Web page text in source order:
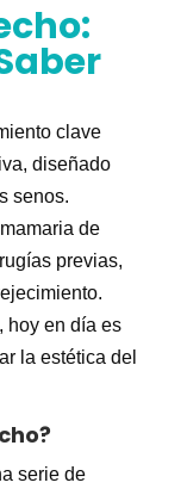
clave
diseñado
senos.
de
previas,
hoy en día es
la estética del
serie de